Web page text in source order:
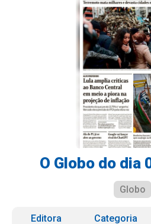
O Globo do dia
Globo
Editora
Categoria